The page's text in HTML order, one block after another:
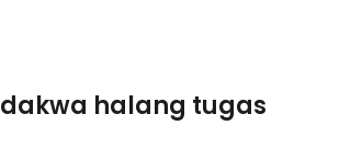
halang tugas